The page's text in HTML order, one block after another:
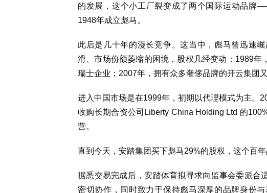
的发展，这个小工厂裂变成了两个国际运动品牌
1948年成立彪马。
此后是几十年的漫长竞争。这当中，彪马曾迅速
滑、市场份额萎缩的困境，股权几经变动：1989
瑞士企业；2007年，拥有众多奢侈品牌的开云集团又
进入中国市场是在1999年，初期以代理模式为主。
收购长期合资公司Liberty China Holding Ltd 的
营。
直到今天，安踏集团买下彪马29%的股权，这个百
据悉交易完成后，安踏体育拟寻求向监事会委派合
密切协作，同时致力于保持彪马深厚的品牌身份